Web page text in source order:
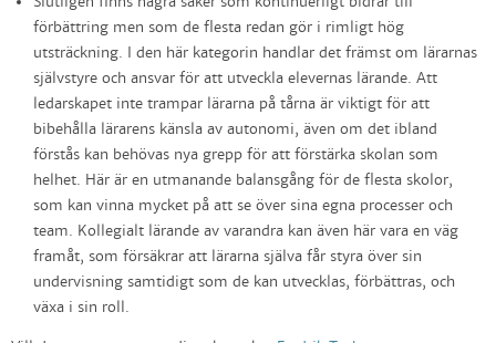
förbättring men som de flesta redan gör i rimligt hög
utsträckning. I den här kategorin handlar det främst om lärarnas
självstyre och ansvar för att utveckla elevernas lärande. Att
ledarskapet inte trampar lärarna på tårna är viktigt för att
bibehålla lärarens känsla av autonomi, även om det ibland
förstås kan behövas nya grepp för att förstärka skolan som
helhet. Här är en utmanande balansgång för de flesta skolor,
som kan vinna mycket på att se över sina egna processer och
team. Kollegialt lärande av varandra kan även här vara en väg
framåt, som försäkrar att lärarna själva får styra över sin
undervisning samtidigt som de kan utvecklas, förbättras, och
växa i sin roll.